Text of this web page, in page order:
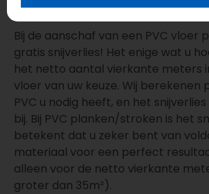
kopen met gratis
Bij de aanschaf van een PVC vloer
gratis snijverlies! Het enige wat u
het netto aantal vierkante meters
vloer van uw keuze. Wij berekenen
PVC u nodig heeft, en het
bij. Bij PVC planken/stroken is het
betekent dat u zeker bent van
materiaal voor een perfect
alleen voor de netto vierkante
groter dan 35m²).